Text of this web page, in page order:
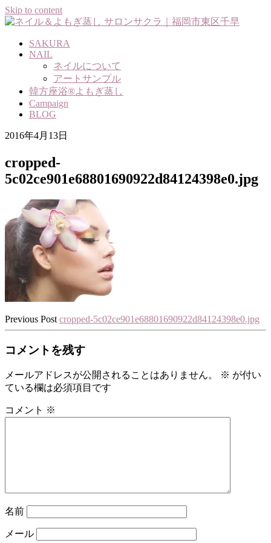
Skip to content
SAKURA
NAIL
ネイルについて
アートサンプル
韓方座浴®よもぎ蒸し
Campaign
BLOG
2016年4月13日
cropped-
5c02ce901e68801690922d84124398e0.jpg
Previous Post cropped-5c02ce901e68801690922d84124398e0.jpg
コメントを残す
メールアドレスが公開されることはありません。 ※ が付い
ている欄は必須項目です
コメント ※
名前
メール